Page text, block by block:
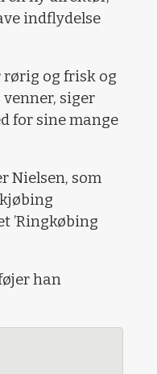
indflydelse
rørig og frisk og
siger
for sine mange
Nielsen, som
’Ringkøbing
han